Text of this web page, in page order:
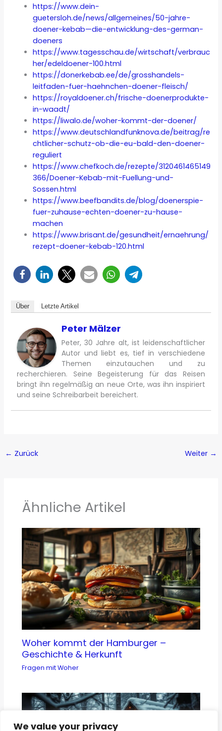
We value your privacy
https://www.dein-
guetersloh.de/news/allgemeines/50-jahre-
doener-kebab—die-entwicklung-des-german-
doeners
https://www.tagesschau.de/wirtschaft/verbrauc
her/edeldoener-100.html
https://donerkebab.ee/de/grosshandels-
leitfaden-fuer-haehnchen-doener-fleisch/
https://royaldoener.ch/frische-doenerprodukte-
in-waadt/
https://liwalo.de/woher-kommt-der-doener/
https://www.deutschlandfunknova.de/beitrag/re
chtlicher-schutz-ob-die-eu-bald-den-doener-
reguliert
https://www.chefkoch.de/rezepte/3120461465149
366/Doener-Kebab-mit-Fuellung-und-
Sossen.html
https://www.beefbandits.de/blog/doenerspie-
fuer-zuhause-echten-doener-zu-hause-
machen
https://www.brisant.de/gesundheit/ernaehrung/
rezept-doener-kebab-120.html
Über Letzte Artikel
Peter Mälzer
Peter, 30 Jahre alt, ist leidenschaftlicher
Autor und liebt es, tief in verschiedene
Themen einzutauchen und zu
recherchieren. Seine Begeisterung für das Reisen
bringt ihn regelmäßig an neue Orte, was ihn inspiriert
und seine Schreibarbeit bereichert.
← Zurück Weiter →
Ähnliche Artikel
Woher kommt der Hamburger –
Geschichte & Herkunft
Fragen mit Woher